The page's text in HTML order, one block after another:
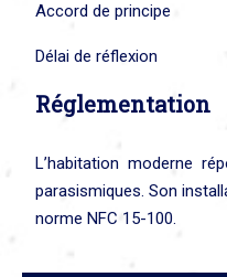
Accord de principe
Délai de réflexion
Réglementation
L’habitation moderne
parasismiques. Son
norme NFC 15-100.